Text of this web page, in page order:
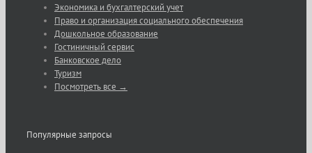
Экономика и бухгалтерский учет
Право и организация социального обеспечения
Дошкольное образование
Гостиничный сервис
Банковское дело
Туризм
Посмотреть все →
Популярные запросы